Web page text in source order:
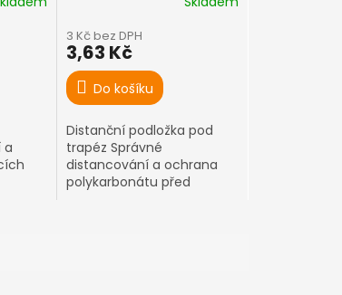
a
3 Kč bez DPH
3,63 Kč
Do košíku
Distanční podložka pod
trapéz Správné
distancování a ochrana
polykarbonátu před